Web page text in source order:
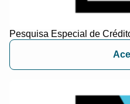
Pesquisa Especial de